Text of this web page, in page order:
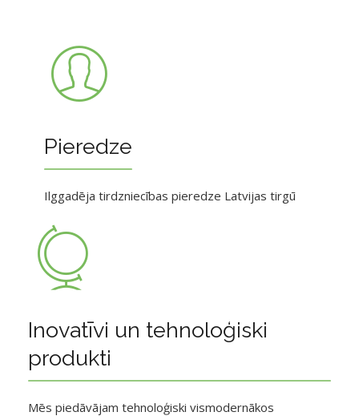
Pieredze
Ilggadēja tirdzniecības pieredze Latvijas tirgū
Inovatīvi un tehnoloģiski
produkti
Mēs piedāvājam tehnoloģiski vismodernākos